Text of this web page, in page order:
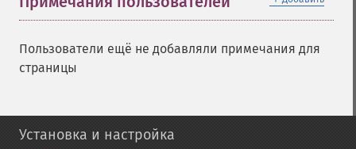
Пользователи ещё не добавляли примечания для
страницы
Установка и настройка